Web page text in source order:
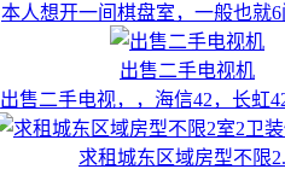
本人想开一间棋盘室，一般也就6
出售二手电视机
出售二手电视，，海信42，长虹
求租城东区域房型不限